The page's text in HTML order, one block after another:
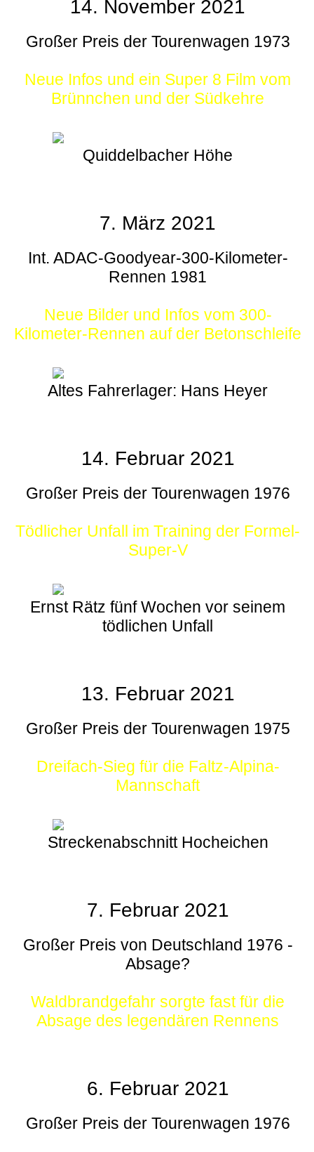
14. November 2021
Großer Preis der Tourenwagen 1973
Neue Infos und ein Super 8 Film vom
Brünnchen und der Südkehre
Quiddelbacher Höhe
7. März 2021
Int. ADAC-Goodyear-300-Kilometer-
Rennen 1981
Neue Bilder und Infos vom 300-
Kilometer-Rennen auf der Betonschleife
Altes Fahrerlager: Hans Heyer
14. Februar 2021
Großer Preis der Tourenwagen 1976
Tödlicher Unfall im Training der Formel-
Super-V
Ernst Rätz fünf Wochen vor seinem
tödlichen Unfall
13. Februar 2021
Großer Preis der Tourenwagen 1975
Dreifach-Sieg für die Faltz-Alpina-
Mannschaft
Streckenabschnitt Hocheichen
7. Februar 2021
Großer Preis von Deutschland 1976 -
Absage?
Waldbrandgefahr sorgte fast für die
Absage des legendären Rennens
6. Februar 2021
Großer Preis der Tourenwagen 1976